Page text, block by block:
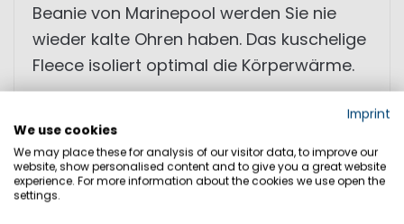
Beanie von Marinepool werden Sie nie
wieder kalte Ohren haben. Das kuschelige
Fleece isoliert optimal die Körperwärme.
• wärmend
• isoliert Körperwärme
Imprint
We use cookies
We may place these for analysis of our visitor data, to improve our
website, show personalised content and to give you a great website
experience. For more information about the cookies we use open the
settings.